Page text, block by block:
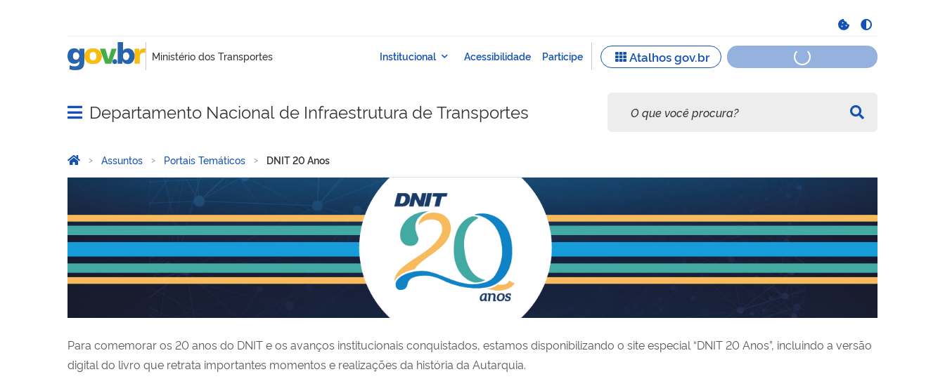
Abrir menu principal de navegação
Departamento Nacional de Infraestrutura de Transportes
Você está aqui:
Página Inicial
Assuntos Portais Temáticos DNIT 20 Anos
DNIT 20 Anos
Para comemorar os 20 anos do DNIT e os avanços institucionais conquistados, estamos disponibilizando o site especial “DNIT 20 Anos”, incluindo a versão
digital do livro que retrata importantes momentos e realizações da história da Autarquia.